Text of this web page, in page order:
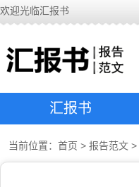
欢迎光临汇报书
汇报书
当前位置： 首页 > 报告范文 >